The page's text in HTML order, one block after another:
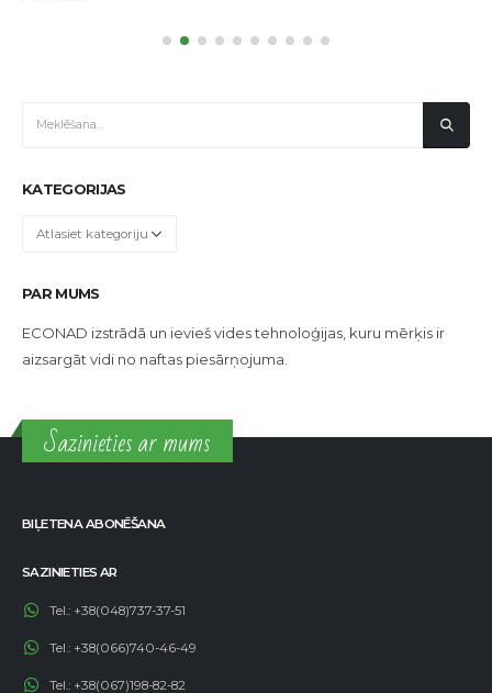
KATEGORIJAS
PAR MUMS
ECONAD izstrādā un ievieš vides tehnoloģijas, kuru mērķis ir
aizsargāt vidi no naftas piesārņojuma.
Sazinieties ar mums
BIĻETENA ABONĒŠANA
SAZINIETIES AR
Tel.: +38(048)737-37-51
Tel.: +38(066)740-46-49
Tel.: +38(067)198-82-82